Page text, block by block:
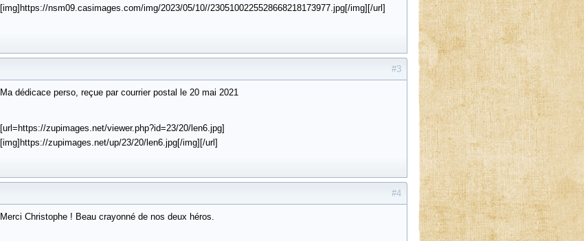
[img]https://nsm09.casimages.com/img/2023/05/10//2305100225528668218173977.jpg[/img][/url]
#3
Ma dédicace perso, reçue par courrier postal le 20 mai 2021
[url=https://zupimages.net/viewer.php?id=23/20/len6.jpg]
[img]https://zupimages.net/up/23/20/len6.jpg[/img][/url]
#4
Merci Christophe ! Beau crayonné de nos deux héros.